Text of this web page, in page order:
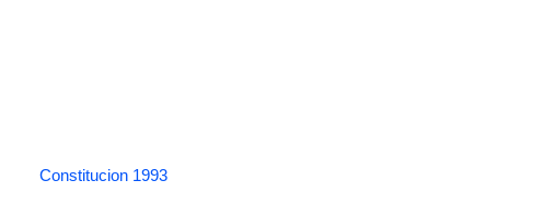
Constitucion 1993